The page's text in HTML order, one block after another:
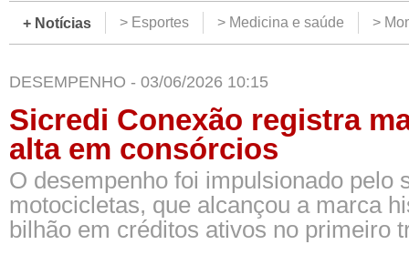
+ Notícias > Esportes > Medicina e saúde >
DESEMPENHO - 03/06/2026 10:15
Sicredi Conexão registra
alta em consórcios
O desempenho foi impulsionado pelo
motocicletas, que alcançou a marca
bilhão em créditos ativos no primeiro